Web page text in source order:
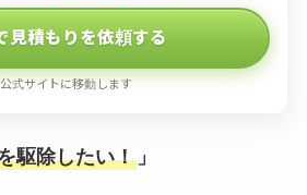
見積もりを依頼する
式サイトに移動します
駆除したい！」